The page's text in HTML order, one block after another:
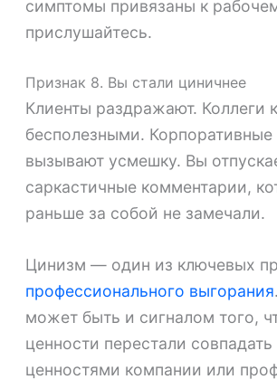
симптомы привязаны к
прислушайтесь.
Признак 8. Вы стали циничнее
Клиенты раздражают. Коллеги
бесполезными. Корпоративные
вызывают усмешку. Вы
саркастичные комментарии,
раньше за собой не замечали.
Цинизм — один из ключевых
профессионального выгорания
может быть и сигналом того,
ценности перестали совпадать
ценностями компании или